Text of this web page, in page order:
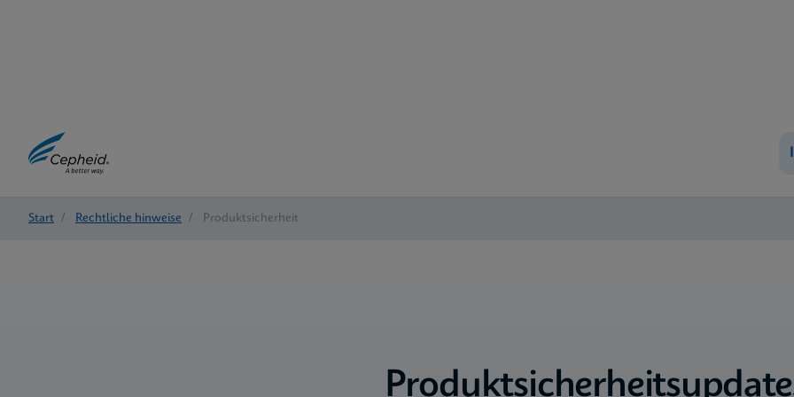
Start / Rechtliche hinweise / Produktsicherheit